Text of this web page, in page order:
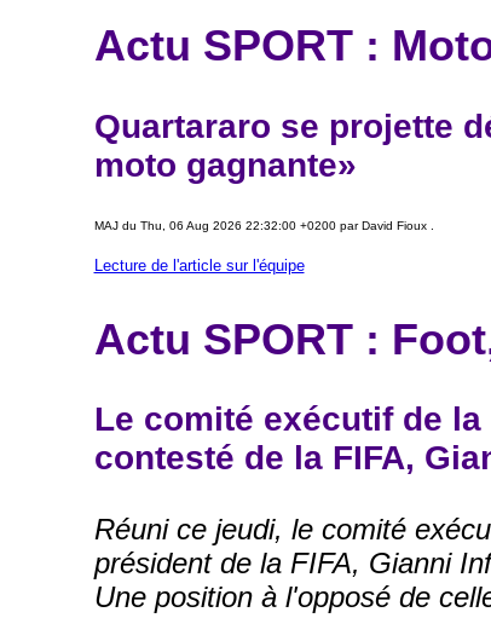
Actu SPORT :
Quartararo se projette
moto gagnante»
MAJ du Thu, 06 Aug 2026 22:32:00 +0200 par David Fioux .
Lecture de l'article sur l'équipe
Actu SPORT :
Le comité exécutif de
contesté de la FIFA,
Réuni ce jeudi, le comité
président de la FIFA, Gianni
Une position à l'opposé de